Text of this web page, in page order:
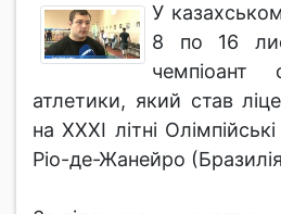
У
8 по 16
чемпіоант
атлетики, який став
на ХХХІ літні
Ріо-де-Жанейро